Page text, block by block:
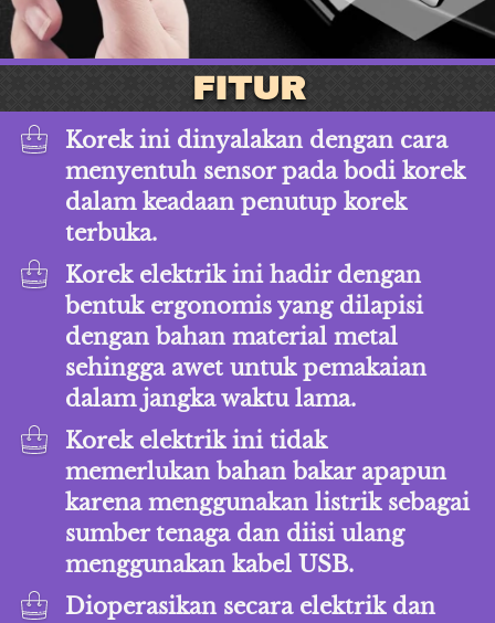
FITUR
Korek ini dinyalakan dengan cara
menyentuh sensor pada bodi korek
dalam keadaan penutup korek
terbuka.
Korek elektrik ini hadir dengan
bentuk ergonomis yang dilapisi
dengan bahan material metal
sehingga awet untuk pemakaian
dalam jangka waktu lama.
Korek elektrik ini tidak
memerlukan bahan bakar apapun
karena menggunakan listrik sebagai
sumber tenaga dan diisi ulang
menggunakan kabel USB.
Dioperasikan secara elektrik dan